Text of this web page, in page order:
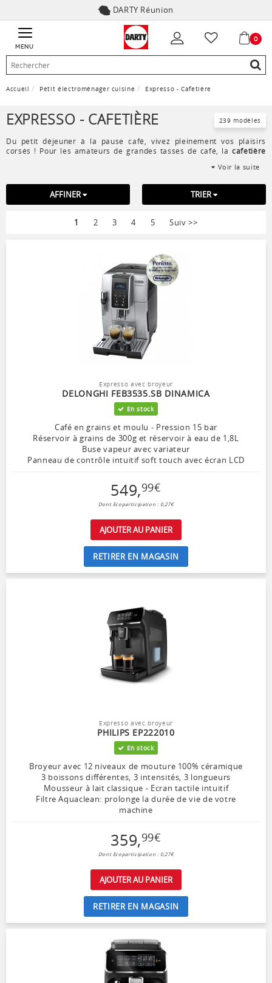
DARTY Réunion
MENU
0
Accueil Petit électroménager cuisine Expresso - Cafetière
EXPRESSO - CAFETIÈRE 239 modèles
Du petit déjeuner à la pause café, vivez pleinement vos plaisirs
corsés ! Pour les amateurs de grandes tasses de café, lacafetière
vous prépare les meilleurs
cafetière à pistonsont idéales pour préparer des cafés de tradition à
Voir la suite
AFFINER TRIER
1 2 3 4 5 Suiv >>
Expresso avec broyeur
DELONGHI FEB3535.SB DINAMICA
En stock
Café en grains et moulu - Pression 15 bar
Réservoir à grains de 300g et réservoir à eau de 1,8L
Buse vapeur avec variateur
Panneau de contrôle intuitif soft touch avec écran LCD
549,99€
Dont Ecoparticipation : 0,27€
AJOUTER AU PANIER
RETIRER EN MAGASIN
Expresso avec broyeur
PHILIPS EP222010
En stock
Broyeur avec 12 niveaux de mouture 100% céramique
3 boissons différentes, 3 intensités, 3 longueurs
Mousseur à lait classique - Ecran tactile intuitif
Filtre Aquaclean: prolonge la durée de vie de votre
machine
359,99€
Dont Ecoparticipation : 0,27€
AJOUTER AU PANIER
RETIRER EN MAGASIN